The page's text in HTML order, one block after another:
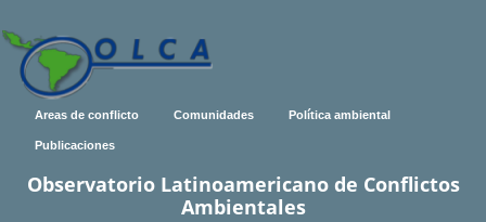
Areas de conflicto Comunidades Política ambiental
Publicaciones
Observatorio Latinoamericano de Conflictos
Ambientales